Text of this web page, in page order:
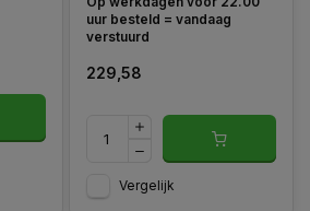
uur besteld = vandaag
verstuurd
229,58
Vergelijk